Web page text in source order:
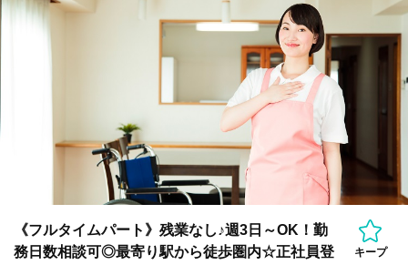
《フルタイムパート》残業なし♪週3日～OK！勤
務日数相談可◎最寄り駅から徒歩圏内☆正社員登
キープ